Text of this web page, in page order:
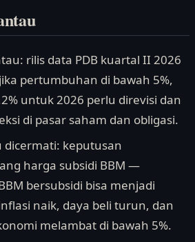
rilis data PDB kuartal II 2026
pertumbuhan di bawah 5%,
untuk 2026 perlu direvisi dan
di pasar saham dan obligasi.
dicermati: keputusan
harga subsidi BBM —
bersubsidi bisa menjadi
naik, daya beli turun, dan
melambat di bawah 5%.